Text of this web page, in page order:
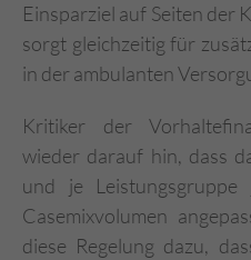
Einsparziel auf Seiten der
sorgt gleichzeitig für
in der ambulanten
Kritiker der
wieder darauf hin, dass
und je
Casemixvolumen
diese Regelung dazu,